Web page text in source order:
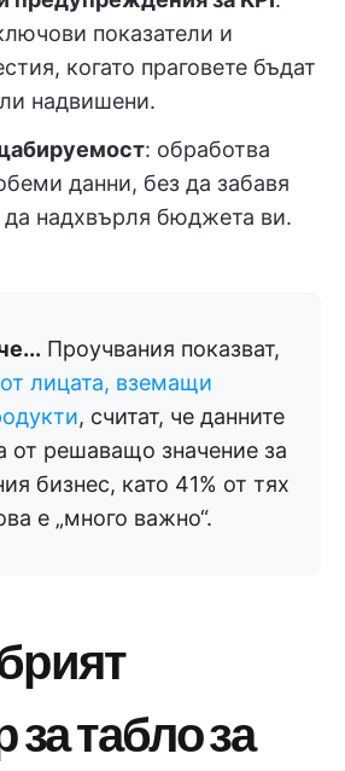
показатели и
когато праговете бъдат
надвишени.
: обработва
данни, без да забавя
да надхвърля бюджета ви.
Проучвания показват,
лицата, вземащи
, считат, че данните
от решаващо значение за
бизнес, като 41% от тях
е „много важно“.
табло за